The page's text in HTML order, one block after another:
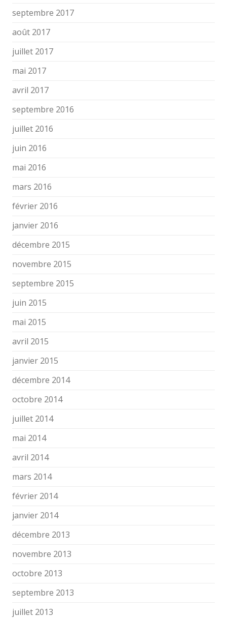
septembre 2017
août 2017
juillet 2017
mai 2017
avril 2017
septembre 2016
juillet 2016
juin 2016
mai 2016
mars 2016
février 2016
janvier 2016
décembre 2015
novembre 2015
septembre 2015
juin 2015
mai 2015
avril 2015
janvier 2015
décembre 2014
octobre 2014
juillet 2014
mai 2014
avril 2014
mars 2014
février 2014
janvier 2014
décembre 2013
novembre 2013
octobre 2013
septembre 2013
juillet 2013